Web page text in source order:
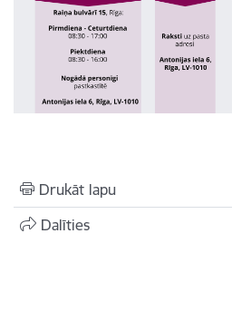
Drukāt lapu
Dalīties